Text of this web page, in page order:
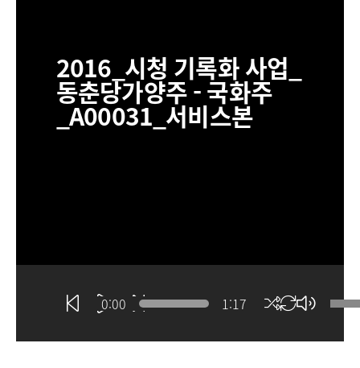
2016_시청 기록화 사업_
동춘당가양주 - 국화주
_A00031_서비스본
0:00 1:17